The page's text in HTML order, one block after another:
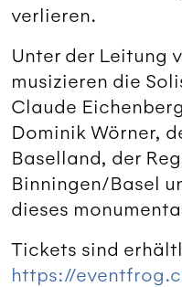
verlieren.
Unter der Leitung
musizieren die
Claude
Dominik Wörner,
Baselland, der
Binningen/Basel
dieses
Tickets sind
https://